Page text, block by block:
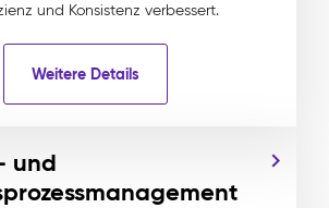
und Konsistenz verbessert.
Weitere Details
und